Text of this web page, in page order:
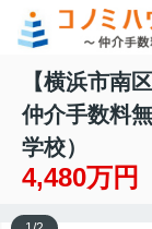
【横浜市南
仲介手数料
学校）
4,480万円